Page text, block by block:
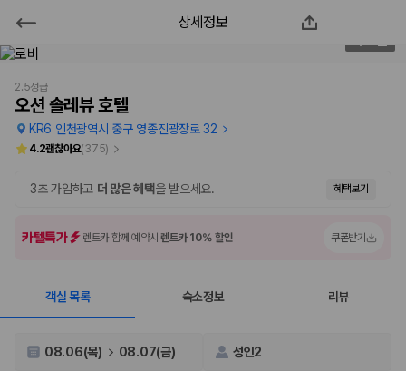
오션 솔레뷰 호텔
2000만 이용고객이 선택한 제주 렌트카 가격비교 플랫폼
제주렌트카 가격비교는 카모아에서 한 번에
제주도 렌트카는 업체마다 차량 가격, 보험 조건, 면책금, 보상 한도, 인수
장소, 취소 규정이 다릅니다. 카모아는 여러 제주 렌트카 업체의 조건을 한
상세정보
2.5성급
오션 솔레뷰 호텔
KR6 인천광역시 중구 영종진광장로 32
4.2괜찮아요(375)
3초 가입하고 더 많은 혜택을 받으세요. 혜택보기
카텔특가 렌트카 함께 예약시렌트카 10% 할인 쿠폰받기
객실 목록 숙소정보 리뷰
08.06(목) 08.07(금) 성인2